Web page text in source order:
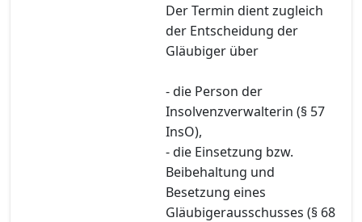
Der Termin dient zugleich
der Entscheidung der
Gläubiger über
- die Person der
Insolvenzverwalterin (§ 57
InsO),
- die Einsetzung bzw.
Beibehaltung und
Besetzung eines
Gläubigerausschusses (§ 68